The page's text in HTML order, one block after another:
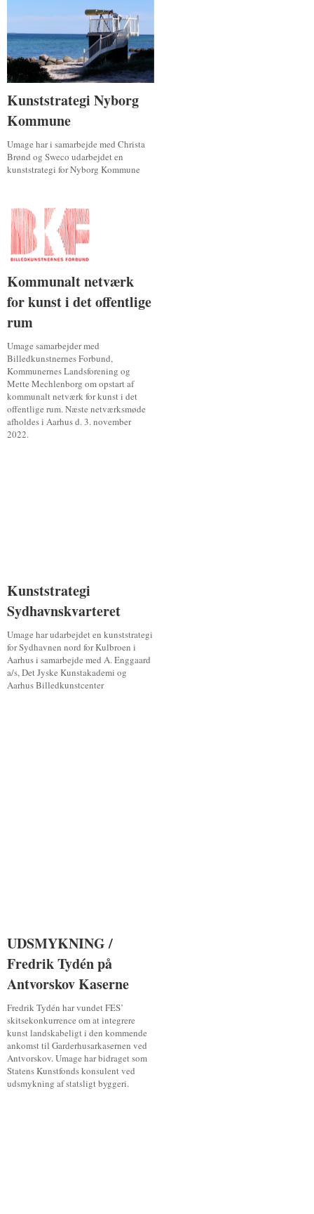
Kunststrategi Nyborg
Kommune
Umage har i samarbejde med Christa
Brønd og Sweco udarbejdet en
kunststrategi for Nyborg Kommune
Kunststrategi Nyborg
Kommune
Kommunalt netværk
for kunst i det offentlige
rum
Umage samarbejder med
Billedkunstnernes Forbund,
Kommunernes Landsforening og
Mette Mechlenborg om opstart af
kommunalt netværk for kunst i det
offentlige rum. Næste netværksmøde
afholdes i Aarhus d. 3. november
2022.
Kommunalt netværk
for kunst i det offentlige
rum
Kunststrategi
Sydhavnskvarteret
Umage har udarbejdet en kunststrategi
for Sydhavnen nord for Kulbroen i
Aarhus i samarbejde med A. Enggaard
a/s, Det Jyske Kunstakademi og
Aarhus Billedkunstcenter
Kunststrategi
Sydhavnskvarteret
UDSMYKNING /
Fredrik Tydén på
Antvorskov Kaserne
Fredrik Tydén har vundet FES’
skitsekonkurrence om at integrere
kunst landskabeligt i den kommende
ankomst til Garderhusarkasernen ved
Antvorskov. Umage har bidraget som
Statens Kunstfonds konsulent ved
udsmykning af statsligt byggeri.
UDSMYKNING /
Fredrik Tydén på
Antvorskov Kaserne